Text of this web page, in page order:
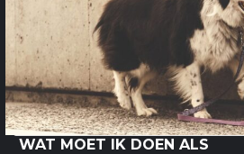
WAT MOET IK DOEN ALS